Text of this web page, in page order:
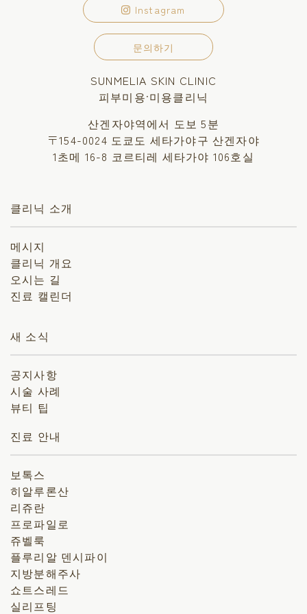
Instagram
문의하기
SUNMELIA SKIN CLINIC
피부미용·미용클리닉
산겐자야역에서 도보 5분
〒154-0024 도쿄도 세타가야구 산겐자야
1초메 16-8 코르티레 세타가야 106호실
클리닉 소개
메시지
클리닉 개요
오시는 길
진료 캘린더
새 소식
공지사항
시술 사례
뷰티 팁
진료 안내
보톡스
히알루론산
리쥬란
프로파일로
쥬벨룩
플루리알 덴시파이
지방분해주사
쇼트스레드
실리프팅